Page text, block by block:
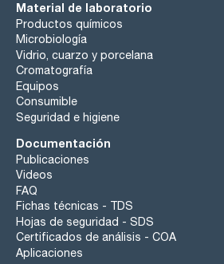
Material de laboratorio
Productos químicos
Microbiología
Vidrio, cuarzo y porcelana
Cromatografía
Equipos
Consumible
Seguridad e higiene
Documentación
Publicaciones
Videos
FAQ
Fichas técnicas - TDS
Hojas de seguridad - SDS
Certificados de análisis - COA
Aplicaciones